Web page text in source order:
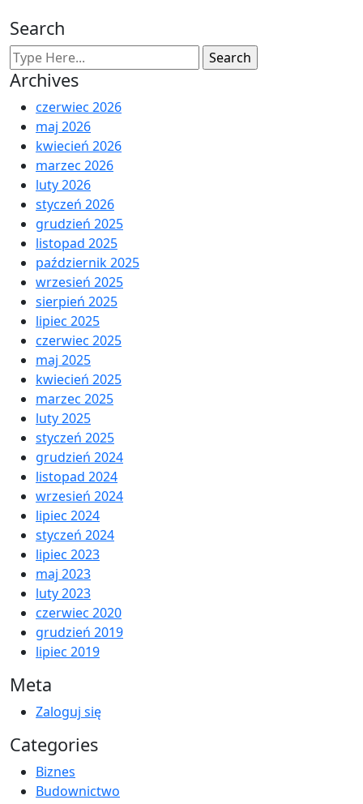
Search
Archives
czerwiec 2026
maj 2026
kwiecień 2026
marzec 2026
luty 2026
styczeń 2026
grudzień 2025
listopad 2025
październik 2025
wrzesień 2025
sierpień 2025
lipiec 2025
czerwiec 2025
maj 2025
kwiecień 2025
marzec 2025
luty 2025
styczeń 2025
grudzień 2024
listopad 2024
wrzesień 2024
lipiec 2024
styczeń 2024
lipiec 2023
maj 2023
luty 2023
czerwiec 2020
grudzień 2019
lipiec 2019
Meta
Zaloguj się
Categories
Biznes
Budownictwo